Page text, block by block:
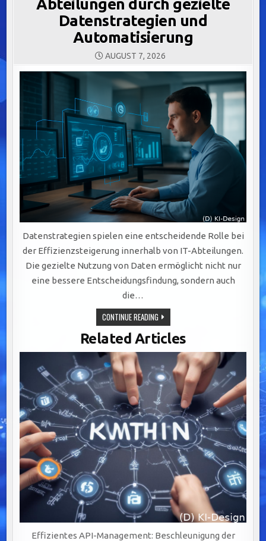
Abteilungen durch gezielte
Datenstrategien und
Automatisierung
AUGUST 7, 2026
Datenstrategien spielen eine entscheidende Rolle bei
der Effizienzsteigerung innerhalb von IT-Abteilungen.
Die gezielte Nutzung von Daten ermöglicht nicht nur
eine bessere Entscheidungsfindung, sondern auch
die…
CONTINUE READINGEFFIZIENZSTEIGERUNG
IN
IT-
ABTEILUNGEN
DURCH
GEZIELTE
DATENSTRATEGIEN
UND
AUTOMATISIERUNG
Related Articles
Effizientes API-Management: Beschleunigung der